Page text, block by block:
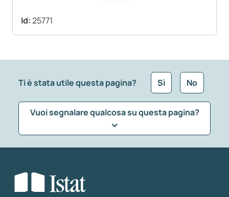
Id:25771
Ti è stata utile questa pagina? Sì No
Vuoi segnalare qualcosa su questa pagina?
Seleziona la tipologia della segnalazione